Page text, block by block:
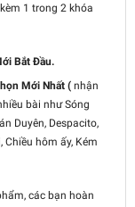
1 trong 2 khóa
Bắt Đầu.
Mới Nhất ( nhận
bài như Sóng
Duyên, Despacito,
hôm ấy, Kém
các bạn hoàn